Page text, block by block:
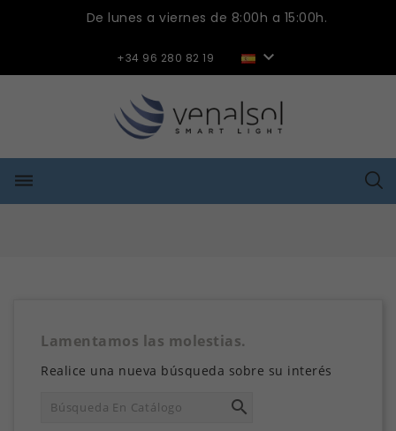
De lunes a viernes de 8:00h a 15:00h.
+34 96 280 82 19 
dehaze
Lamentamos las molestias.
Realice una nueva búsqueda sobre su interés
